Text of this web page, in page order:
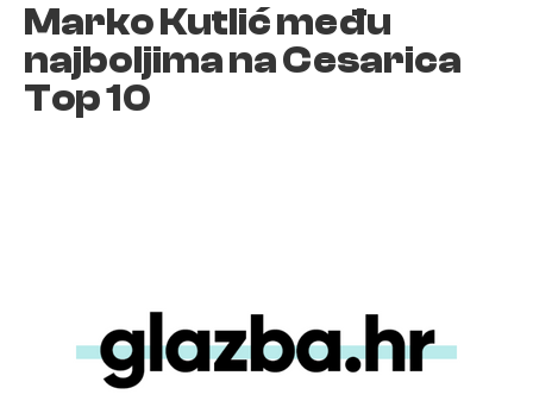
Marko Kutlić među
najboljima na Cesarica
Top 10